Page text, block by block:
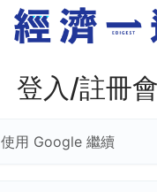
登入/註冊
使用 Google 繼續